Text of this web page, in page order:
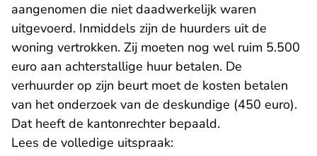
aangenomen die niet daadwerkelijk waren
uitgevoerd. Inmiddels zijn de huurders uit de
woning vertrokken. Zij moeten nog wel ruim 5.500
euro aan achterstallige huur betalen. De
verhuurder op zijn beurt moet de kosten betalen
van het onderzoek van de deskundige (450 euro).
Dat heeft de kantonrechter bepaald.
Lees de volledige uitspraak: